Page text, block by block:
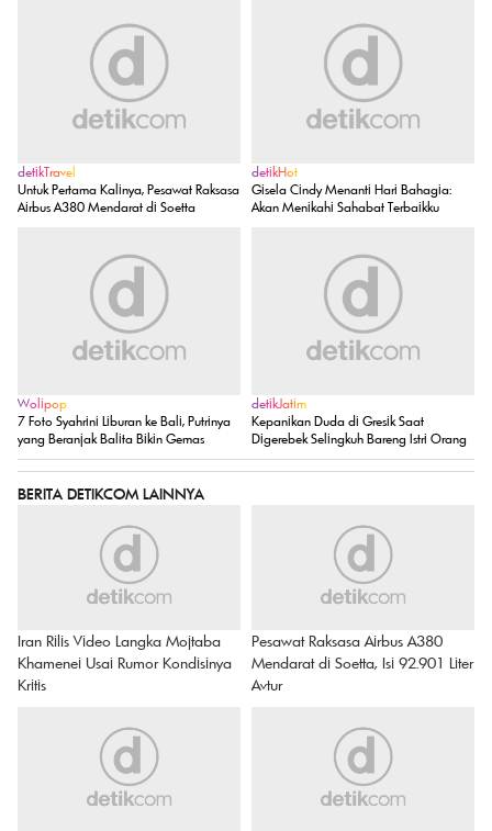
detikTravel
Untuk Pertama Kalinya, Pesawat Raksasa
Airbus A380 Mendarat di Soetta
detikHot
Gisela Cindy Menanti Hari Bahagia:
Akan Menikahi Sahabat Terbaikku
Wolipop
7 Foto Syahrini Liburan ke Bali, Putrinya
yang Beranjak Balita Bikin Gemas
detikJatim
Kepanikan Duda di Gresik Saat
Digerebek Selingkuh Bareng Istri Orang
BERITA DETIKCOM LAINNYA
Iran Rilis Video Langka Mojtaba
Khamenei Usai Rumor Kondisinya
Kritis
Pesawat Raksasa Airbus A380
Mendarat di Soetta, Isi 92.901 Liter
Avtur